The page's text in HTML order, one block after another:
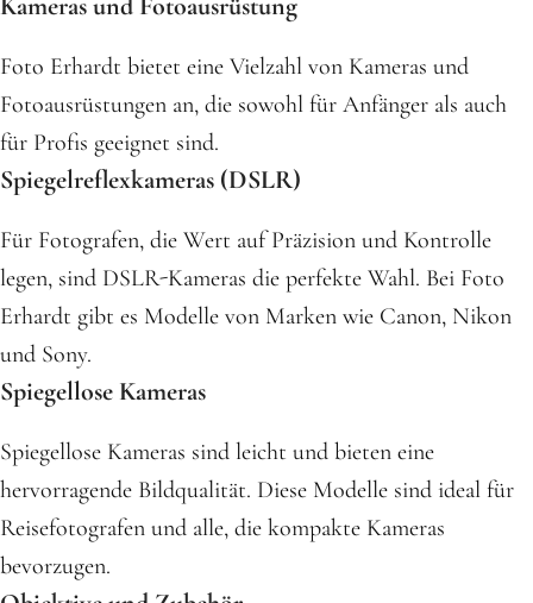
Kameras und Fotoausrüstung
Foto Erhardt bietet eine Vielzahl von Kameras und
Fotoausrüstungen an, die sowohl für Anfänger als auch
für Profis geeignet sind.
Spiegelreflexkameras (DSLR)
Für Fotografen, die Wert auf Präzision und Kontrolle
legen, sind DSLR-Kameras die perfekte Wahl. Bei Foto
Erhardt gibt es Modelle von Marken wie Canon, Nikon
und Sony.
Spiegellose Kameras
Spiegellose Kameras sind leicht und bieten eine
hervorragende Bildqualität. Diese Modelle sind ideal für
Reisefotografen und alle, die kompakte Kameras
bevorzugen.